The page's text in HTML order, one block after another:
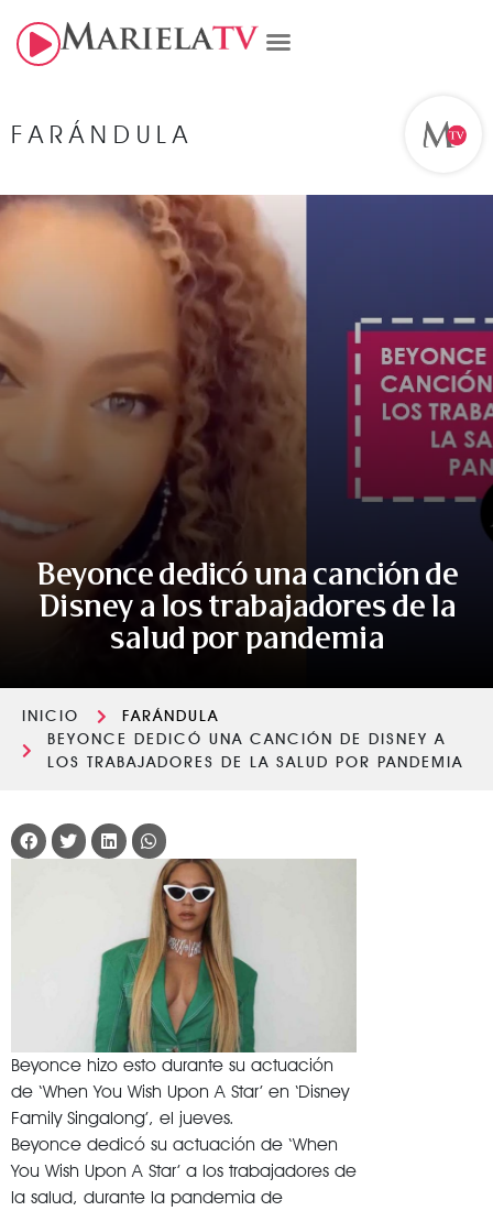
FARÁNDULA
Beyonce dedicó una canción de
Disney a los trabajadores de la
salud por pandemia
INICIO
FARÁNDULA
BEYONCE DEDICÓ UNA CANCIÓN DE DISNEY A
LOS TRABAJADORES DE LA SALUD POR PANDEMIA
Beyonce hizo esto durante su actuación
de ‘When You Wish Upon A Star’ en ‘Disney
Family Singalong’, el jueves.
Beyonce dedicó su actuación de ‘When
You Wish Upon A Star’ a los trabajadores de
la salud, durante la pandemia de